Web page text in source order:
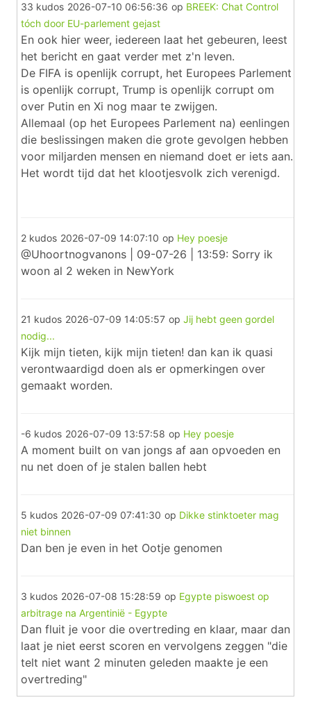
33 kudos 2026-07-10 06:56:36 op BREEK: Chat Control
tóch door EU-parlement gejast
En ook hier weer, iedereen laat het gebeuren, leest
het bericht en gaat verder met z'n leven.
De FIFA is openlijk corrupt, het Europees Parlement
is openlijk corrupt, Trump is openlijk corrupt om
over Putin en Xi nog maar te zwijgen.
Allemaal (op het Europees Parlement na) eenlingen
die beslissingen maken die grote gevolgen hebben
voor miljarden mensen en niemand doet er iets aan.
Het wordt tijd dat het klootjesvolk zich verenigd.
2 kudos 2026-07-09 14:07:10 op Hey poesje
@Uhoortnogvanons | 09-07-26 | 13:59: Sorry ik
woon al 2 weken in NewYork
21 kudos 2026-07-09 14:05:57 op Jij hebt geen gordel
nodig...
Kijk mijn tieten, kijk mijn tieten! dan kan ik quasi
verontwaardigd doen als er opmerkingen over
gemaakt worden.
-6 kudos 2026-07-09 13:57:58 op Hey poesje
A moment built on van jongs af aan opvoeden en
nu net doen of je stalen ballen hebt
5 kudos 2026-07-09 07:41:30 op Dikke stinktoeter mag
niet binnen
Dan ben je even in het Ootje genomen
3 kudos 2026-07-08 15:28:59 op Egypte piswoest op
arbitrage na Argentinië - Egypte
Dan fluit je voor die overtreding en klaar, maar dan
laat je niet eerst scoren en vervolgens zeggen "die
telt niet want 2 minuten geleden maakte je een
overtreding"